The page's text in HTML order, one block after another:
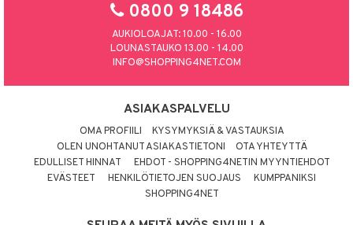
0800 9 18486
AUKIOLOAJAT: 10.00 - 16.00
LOUNASTAUKO 13.00 - 14.00
INFO@SHOPPING4NET.COM
ASIAKASPALVELU
OMA PROFIILI
KYSYMYKSIÄ & VASTAUKSIA
OLEN UNOHTANUT ASIAKASTIETONI
OTA YHTEYTTÄ
EDULLISET HINNAT
EHDOT - SHOPPING4NETIN MYYNTIEHDOT
EVÄSTEET
HENKILÖTIETOJEN SUOJAUS
KUMPPANIKSI
SHOPPING4NET